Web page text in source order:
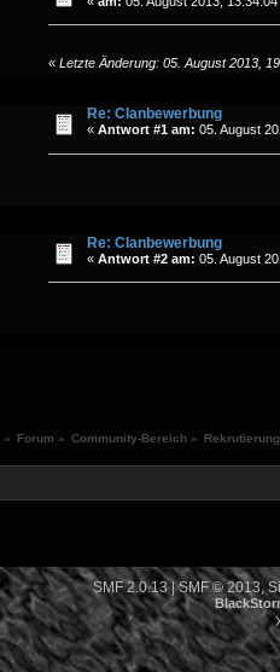
« Letzte Änderung: 05. August 2013,
Re: Clanbewerbung
« Antwort #1 am: 05. August
Re: Clanbewerbung
« Antwort #2 am: 05. August
» Forum » Community-Bereich »
SMF 2.0.13|SMF © 2013,